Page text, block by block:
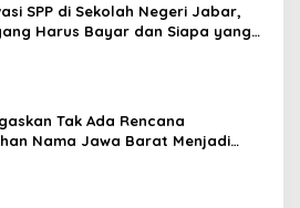
SPP di Sekolah Negeri Jabar,
Harus Bayar dan Siapa yang
Tak Ada Rencana
Nama Jawa Barat Menjadi